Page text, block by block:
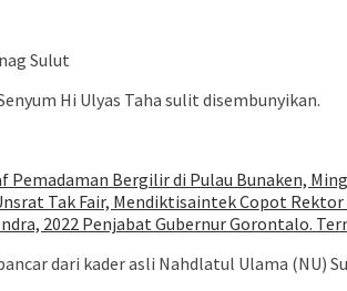
Sulut
Hi Ulyas Taha sulit disembunyikan.
Pemadaman Bergilir di Pulau Bunaken,
Tak Fair, Mendiktisaintek Copot
2022 Penjabat Gubernur Gorontalo.
dari kader asli Nahdlatul Ulama (NU)